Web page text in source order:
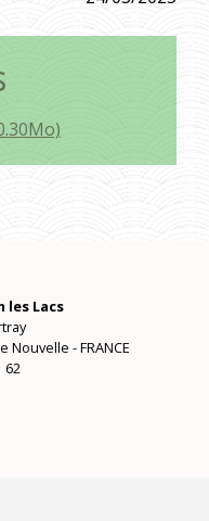
les Lacs
Nouvelle - FRANCE
62